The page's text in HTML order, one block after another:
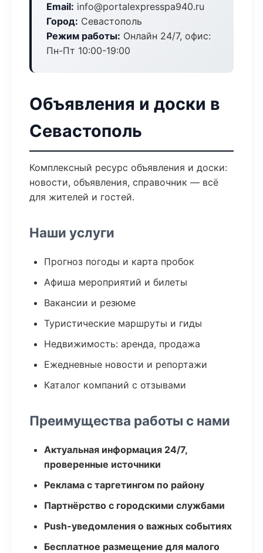
Email: info@portalexpresspa940.ru
Город: Севастополь
Режим работы: Онлайн 24/7, офис:
Пн-Пт 10:00-19:00
Объявления и доски в
Севастополь
Комплексный ресурс объявления и доски:
новости, объявления, справочник — всё
для жителей и гостей.
Наши услуги
Прогноз погоды и карта пробок
Афиша мероприятий и билеты
Вакансии и резюме
Туристические маршруты и гиды
Недвижимость: аренда, продажа
Ежедневные новости и репортажи
Каталог компаний с отзывами
Преимущества работы с нами
Актуальная информация 24/7,
проверенные источники
Реклама с таргетингом по району
Партнёрство с городскими службами
Push-уведомления о важных событиях
Бесплатное размещение для малого